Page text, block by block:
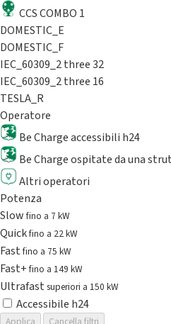
CCS COMBO 1
DOMESTIC_E
DOMESTIC_F
IEC_60309_2 three 32
IEC_60309_2 three 16
TESLA_R
Operatore
Be Charge accessibili h24
Be Charge ospitate da una
Altri operatori
Potenza
Slowfino a 7 kW
Quickfino a 22 kW
Fastfino a 75 kW
Fast+fino a 149 kW
Ultrafast superiori a 150 kW
Accessibile h24